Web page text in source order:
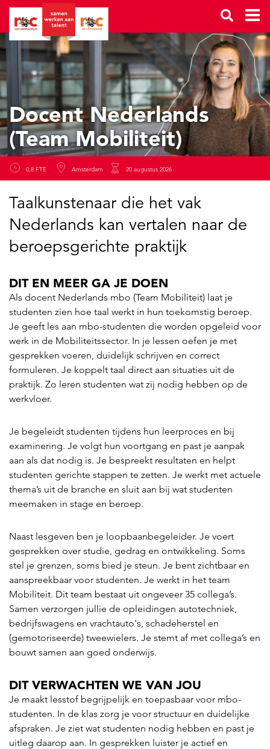
Docent Nederlands
(Team Mobiliteit)
0,8 FTE Amsterdam 20 augustus 2026
Taalkunstenaar die het vak
Nederlands kan vertalen naar de
beroepsgerichte praktijk
DIT EN MEER GA JE DOEN
Als docent Nederlands mbo (Team Mobiliteit) laat je
studenten zien hoe taal werkt in hun toekomstig beroep.
Je geeft les aan mbo-studenten die worden opgeleid voor
werk in de Mobiliteitssector. In je lessen oefen je met
gesprekken voeren, duidelijk schrijven en correct
formuleren. Je koppelt taal direct aan situaties uit de
praktijk. Zo leren studenten wat zij nodig hebben op de
werkvloer.
Je begeleidt studenten tijdens hun leerproces en bij
examinering. Je volgt hun voortgang en past je aanpak
aan als dat nodig is. Je bespreekt resultaten en helpt
studenten gerichte stappen te zetten. Je werkt met actuele
thema’s uit de branche en sluit aan bij wat studenten
meemaken in stage en beroep.
Naast lesgeven ben je loopbaanbegeleider. Je voert
gesprekken over studie, gedrag en ontwikkeling. Soms
stel je grenzen, soms bied je steun. Je bent zichtbaar en
aanspreekbaar voor studenten. Je werkt in het team
Mobiliteit. Dit team bestaat uit ongeveer 35 collega’s.
Samen verzorgen jullie de opleidingen autotechniek,
bedrijfswagens en vrachtauto's, schadeherstel en
(gemotoriseerde) tweewielers. Je stemt af met collega’s en
bouwt samen aan goed onderwijs.
DIT VERWACHTEN WE VAN JOU
Je maakt lesstof begrijpelijk en toepasbaar voor mbo-
studenten. In de klas zorg je voor structuur en duidelijke
afspraken. Je ziet wat studenten nodig hebben en past je
uitleg daarop aan. In gesprekken luister je actief en